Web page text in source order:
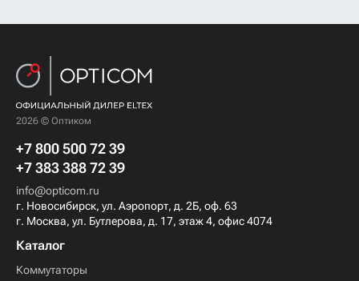
2026 © Оптиком
+7 800 500 72 39
+7 383 388 72 39
info@opticom.ru
г. Новосибирск, ул. Аэропорт, д. 2Б, оф. 63
г. Москва, ул. Бутлерова, д. 17, этаж 4, офис 4074
Каталог
Коммутаторы